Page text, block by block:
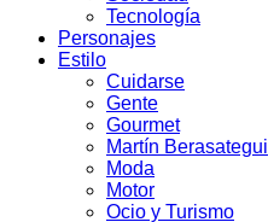
Tecnología
Personajes
Estilo
Cuidarse
Gente
Gourmet
Martín Berasategui
Moda
Motor
Ocio y Turismo